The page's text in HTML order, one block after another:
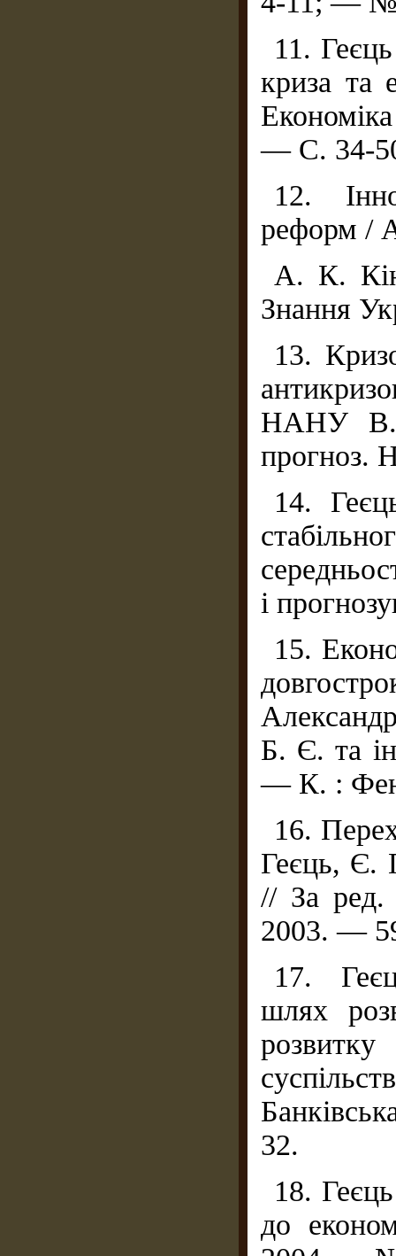
11.
криза та
— С. 34-
12.
реформ /
A. К.
Знання
13.
НАНУ В.
прогноз.
14.
і
15.
Б. Є. та
— К. :
16.
Геєць, Є.
// За
2003. —
17.
шлях
32.
18.
до